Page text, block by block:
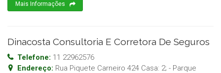
Mais Informações
Dinacosta Consultoria E Corretora De Seguros
Telefone: 11 22962576
Endereço: Rua Piquete Carneiro 424 Casa: 2; - Parque